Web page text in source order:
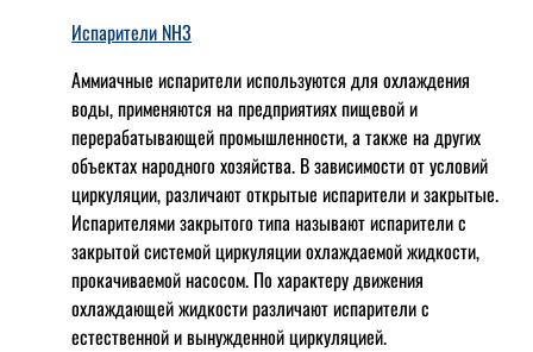
Испарители NH3
Аммиачные испарители используются для охлаждения
воды, применяются на предприятиях пищевой и
перерабатывающей промышленности, а также на других
объектах народного хозяйства. В зависимости от условий
циркуляции, различают открытые испарители и закрытые.
Испарителями закрытого типа называют испарители с
закрытой системой циркуляции охлаждаемой жидкости,
прокачиваемой насосом. По характеру движения
охлаждающей жидкости различают испарители с
естественной и вынужденной циркуляцией.